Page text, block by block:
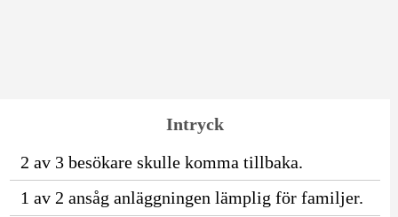
Intryck
2 av 3 besökare skulle komma tillbaka.
1 av 2 ansåg anläggningen lämplig för familjer.